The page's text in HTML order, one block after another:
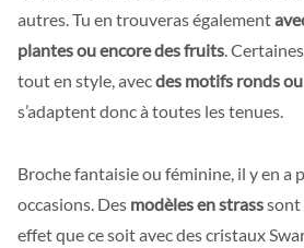
autres. Tu en trouveras également
plantes ou encore des fruits.
tout en style, avecdes motifs ronds
s’adaptent donc à toutes les tenues.
Broche fantaisie ou féminine, il y en a
occasions. Des modèles en strasssont
effet que ce soit avec des cristaux